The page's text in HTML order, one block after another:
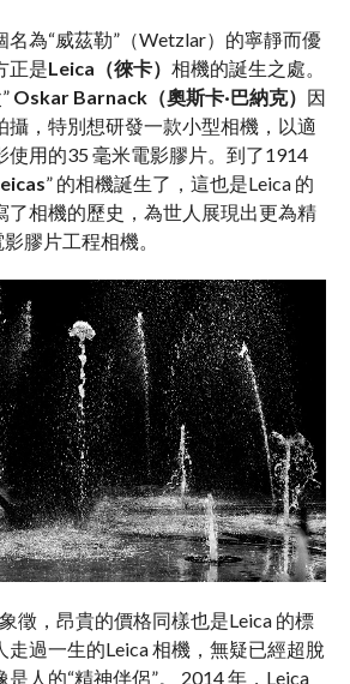
名為“威茲勒”（Wetzlar）的寧靜而優
正是Leica（徠卡） 相機的誕生之處。
Oskar Barnack（奧斯卡·巴納克） 因
攝，特別想研發一款小型相機，以適
使用的35 毫米電影膠片。到了1914
” 的相機誕生了，這也是Leica 的
了相機的歷史，為世人展現出更為精
膠片工程相機。
徵，昂貴的價格同樣也是Leica 的標
過一生的Leica 相機，無疑已經超脫
人的“精神伴侶”。 2014 年，Leica